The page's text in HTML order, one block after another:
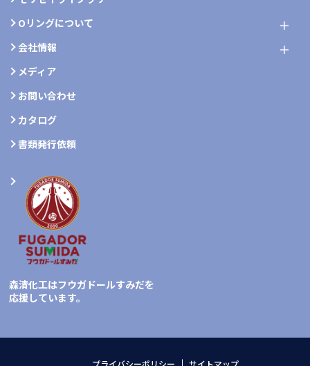
Oリングについて
会社情報
メディア
お問い合わせ
カタログ
書類発行依頼
森清化工はフウガドールすみだを
応援しています。
プライバシーポリシー サイトマップ